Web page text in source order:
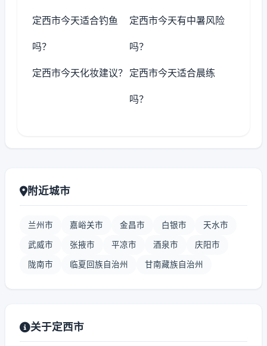
定西市今天适合钓鱼
吗？
定西市今天有中暑风险
吗？
定西市今天化妆建议？ 定西市今天适合晨练
吗？
附近城市
兰州市 嘉峪关市 金昌市 白银市 天水市
武威市 张掖市 平凉市 酒泉市 庆阳市
陇南市 临夏回族自治州 甘南藏族自治州
关于定西市